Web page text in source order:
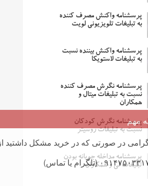
پرسشنامه واکنش مصرف کننده
به تبلیغات تلویزیونی لویت
پرسشنامه واکنش بیننده نسبت
به تبلیغات لاستویکا
پرسشنامه نگرش مصرف کننده
نسبت به تبلیغات میتال و
همکاران
پرسشنامه نگرش کودکان
نسبت به تبلیغات روسیتر
پرسشنامه مداخله جویانه بودن
تبلیغات لی و همکاران
مهم
در صورتی که در خرید مشکل داشتید